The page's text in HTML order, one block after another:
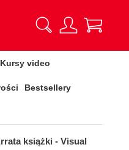
Kursy video
Bestsellery
książki - Visual